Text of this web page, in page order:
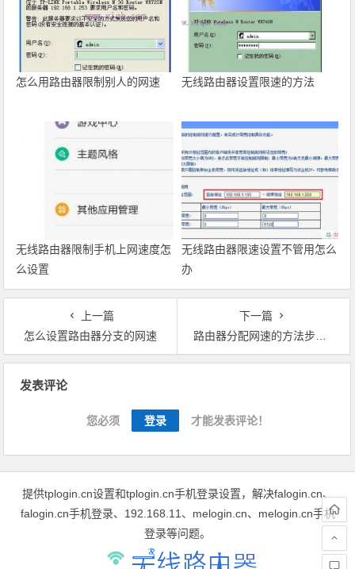
怎么用路由器限制别人的网速 无线路由器设置限速的方法
无线路由器限制手机上网速度怎
么设置
无线路由器限速设置不管用怎么
办
上一篇
怎么设置路由器分支的网速
下一篇
路由器分配网速的方法步骤详解
发表评论
您必须 登录 才能发表评论！
提供tplogin.cn设置和tplogin.cn手机登录设置，解决falogin.cn、
falogin.cn手机登录、192.168.11、melogin.cn、melogin.cn手机
登录等问题。